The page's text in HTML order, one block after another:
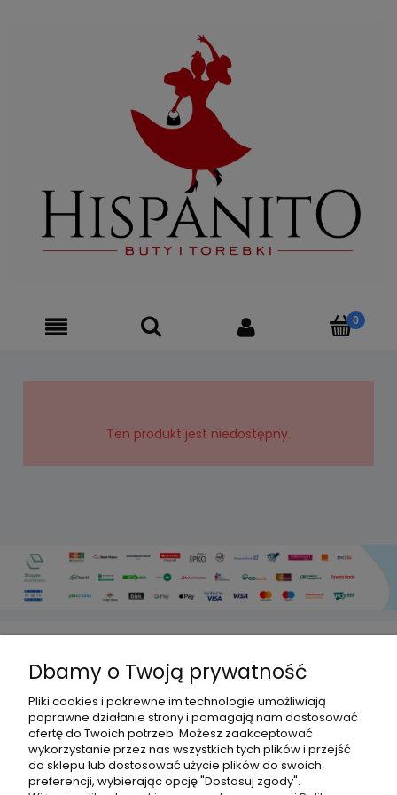
Ten produkt jest niedostępny.
HISPANITO
OBSŁUGA KLIENTA
DLACZEGO MY?
Dbamy o Twoją prywatność
Pliki cookies i pokrewne im technologie umożliwiają
poprawne działanie strony i pomagają nam dostosować
ofertę do Twoich potrzeb. Możesz zaakceptować
wykorzystanie przez nas wszystkich tych plików i przejść
do sklepu lub dostosować użycie plików do swoich
preferencji, wybierając opcję "Dostosuj zgody".